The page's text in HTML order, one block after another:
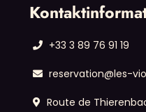
+33 3 89 76 91 19
reservation@les-
Route de